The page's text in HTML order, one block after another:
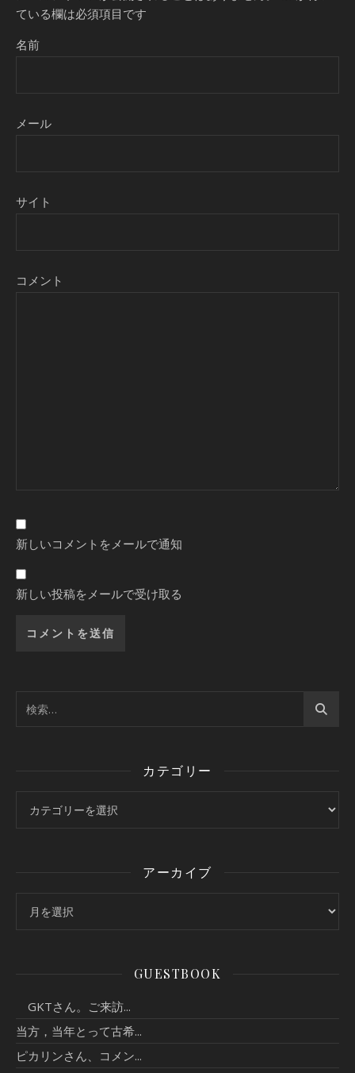
ている欄は必須項目です
名前
メール
サイト
コメント
新しいコメントをメールで通知
新しい投稿をメールで受け取る
カテゴリー
アーカイブ
GUESTBOOK
GKTさん。ご来訪...
当方，当年とって古希...
ピカリンさん、コメン...